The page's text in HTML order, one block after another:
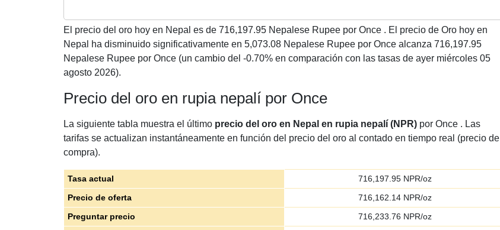
El precio del oro hoy en Nepal es de 716,197.95 Nepalese Rupee por Once . El precio de Oro hoy en
Nepal ha disminuido significativamente en 5,073.08 Nepalese Rupee por Once alcanza 716,197.95
Nepalese Rupee por Once (un cambio del -0.70% en comparación con las tasas de ayer miércoles 05
agosto 2026).
Precio del oro en rupia nepalí por Once
La siguiente tabla muestra el último precio del oro en Nepal en rupia nepalí (NPR) por Once . Las
tarifas se actualizan instantáneamente en función del precio del oro al contado en tiempo real (precio de
compra).
Tasa actual 716,197.95NPR/oz
Precio de oferta
716,162.14NPR/oz
Preguntar precio
716,233.76 NPR/oz